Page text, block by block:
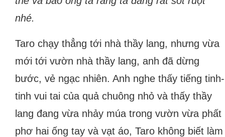
nhé.
Taro chạy thẳng tới nhà thầy lang, nhưng vừa
mới tới vườn nhà thầy lang, anh đã dừng
bước, vẻ ngạc nhiên. Anh nghe thấy tiếng tinh-
tinh vui tai của quả chuông nhỏ và thấy thầy
lang đang vừa nhảy múa trong vườn vừa phất
phơ hai ống tay và vạt áo, Taro không biết làm